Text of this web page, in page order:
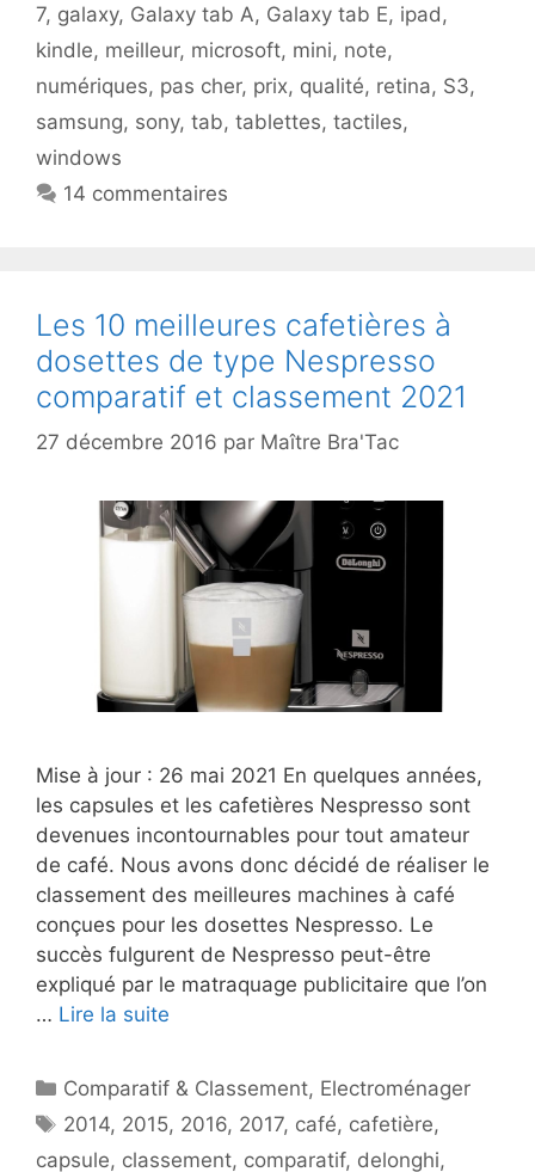
7, galaxy, Galaxy tab A, Galaxy tab E, ipad ,
kindle, meilleur, microsoft, mini, note,
numériques, pas cher, prix, qualité, retina, S3,
samsung, sony, tab, tablettes, tactiles,
windows
14 commentaires
Les 10 meilleures cafetières à
dosettes de type Nespresso
comparatif et classement 2021
27 décembre 2016 par Maître Bra'Tac
Mise à jour : 26 mai 2021 En quelques années,
les capsules et les cafetières Nespresso sont
devenues incontournables pour tout amateur
de café. Nous avons donc décidé de réaliser le
classement des meilleures machines à café
conçues pour les dosettes Nespresso. Le
succès fulgurent de Nespresso peut-être
expliqué par le matraquage publicitaire que l’on
… Lire la suite
Catégories
Comparatif & Classement, Electroménager
Étiquettes
2014, 2015, 2016, 2017, café, cafetière,
capsule, classement, comparatif, delonghi,